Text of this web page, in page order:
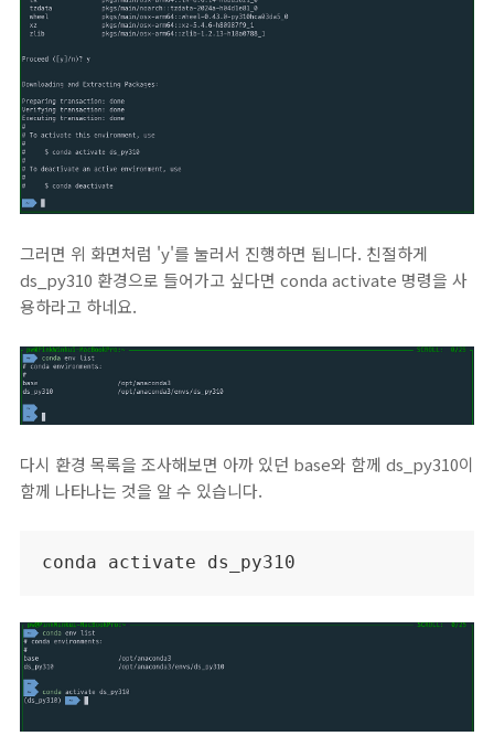
그러면 위 화면처럼 'y'를 눌러서 진행하면 됩니다. 친절하게
ds_py310 환경으로 들어가고 싶다면 conda activate 명령을 사
용하라고 하네요.
다시 환경 목록을 조사해보면 아까 있던 base와 함께 ds_py310이
함께 나타나는 것을 알 수 있습니다.
conda activate ds_py310